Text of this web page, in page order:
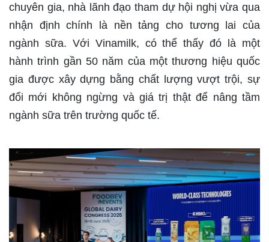
chuyên gia, nhà lãnh đạo tham dự hội nghị vừa qua
nhận định chính là nền tảng cho tương lai của
ngành sữa. Với Vinamilk, có thể thấy đó là một
hành trình gần 50 năm của một thương hiệu quốc
gia được xây dựng bằng chất lượng vượt trội, sự
đổi mới không ngừng và giá trị thật để nâng tầm
ngành sữa trên trường quốc tế.